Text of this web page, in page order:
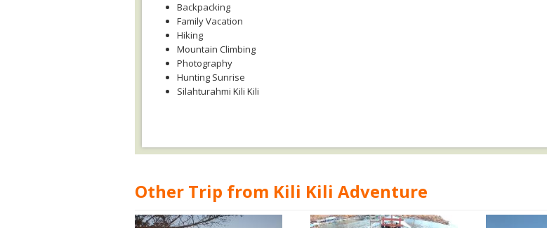
Backpacking
Family Vacation
Hiking
Mountain Climbing
Photography
Hunting Sunrise
Silahturahmi Kili Kili
Other Trip from Kili Kili Adventure